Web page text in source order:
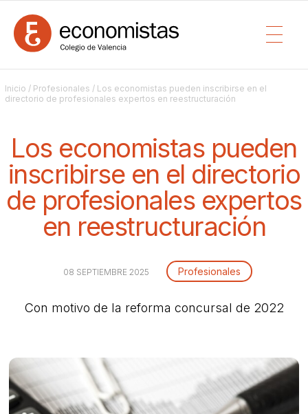
Inicio / Profesionales / Los economistas pueden inscribirse en el
directorio de profesionales expertos en reestructuración
Los economistas pueden
inscribirse en el directorio
de profesionales expertos
en reestructuración
08 SEPTIEMBRE 2025 Profesionales
Con motivo de la reforma concursal de 2022